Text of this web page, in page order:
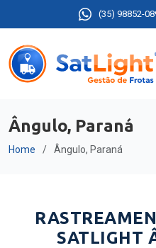
(35) 98852-
Ângulo, Paraná
Home Ângulo, Paraná
SATLIGHT